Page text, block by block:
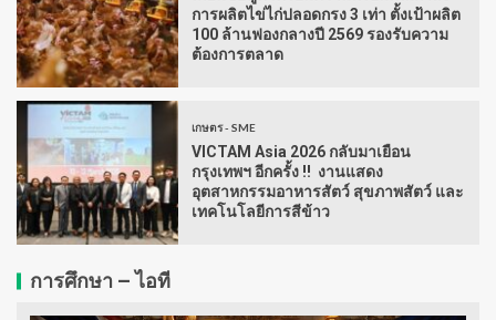
การผลิตไข่ไก่ปลอดกรง 3 เท่า ตั้งเป้าผลิต
100 ล้านฟองกลางปี 2569 รองรับความ
ต้องการตลาด
เกษตร - SME
VICTAM Asia 2026 กลับมาเยือน
กรุงเทพฯ อีกครั้ง !! งานแสดง
อุตสาหกรรมอาหารสัตว์ สุขภาพสัตว์ และ
เทคโนโลยีการสีข้าว
การศึกษา – ไอที